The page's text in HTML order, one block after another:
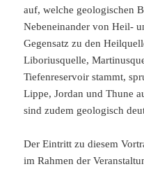
auf, welche geologischen
Nebeneinander von Heil-
Gegensatz zu den
Liboriusquelle,
Tiefenreservoir stammt,
Lippe, Jordan und Thune
sind zudem geologisch
Der Eintritt zu diesem
im Rahmen der